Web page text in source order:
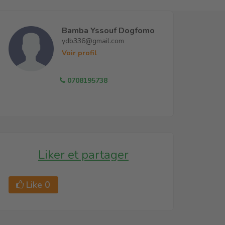
Bamba Yssouf Dogfomo
ydb336@gmail.com
Voir profil
0708195738
Liker et partager
Like 0